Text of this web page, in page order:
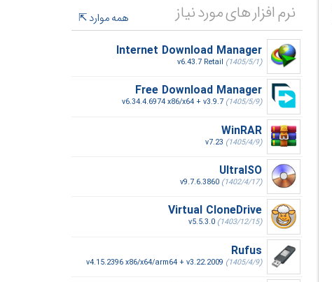
نرم افزار های مورد نیاز
همه موارد
Internet Download Manager
v6.43.7 Retail (1405/5/1)
Free Download Manager
v6.34.4.6974 x86/x64 + v3.9.7 (1405/5/9)
WinRAR
v7.23 (1405/4/9)
UltraISO
v9.7.6.3860 (1402/4/17)
Virtual CloneDrive
v5.5.3.0 (1403/12/15)
Rufus
v4.15.2396 x86/x64/arm64 + v3.22.2009 (1405/4/9)